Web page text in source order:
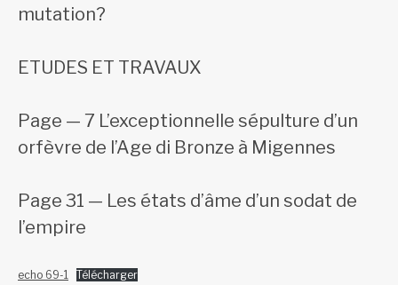
mutation?
ETUDES ET TRAVAUX
Page — 7 L’exceptionnelle sépulture d’un
orfèvre de l’Age di Bronze à Migennes
Page 31 — Les états d’âme d’un sodat de
l’empire
echo 69-1 Télécharger